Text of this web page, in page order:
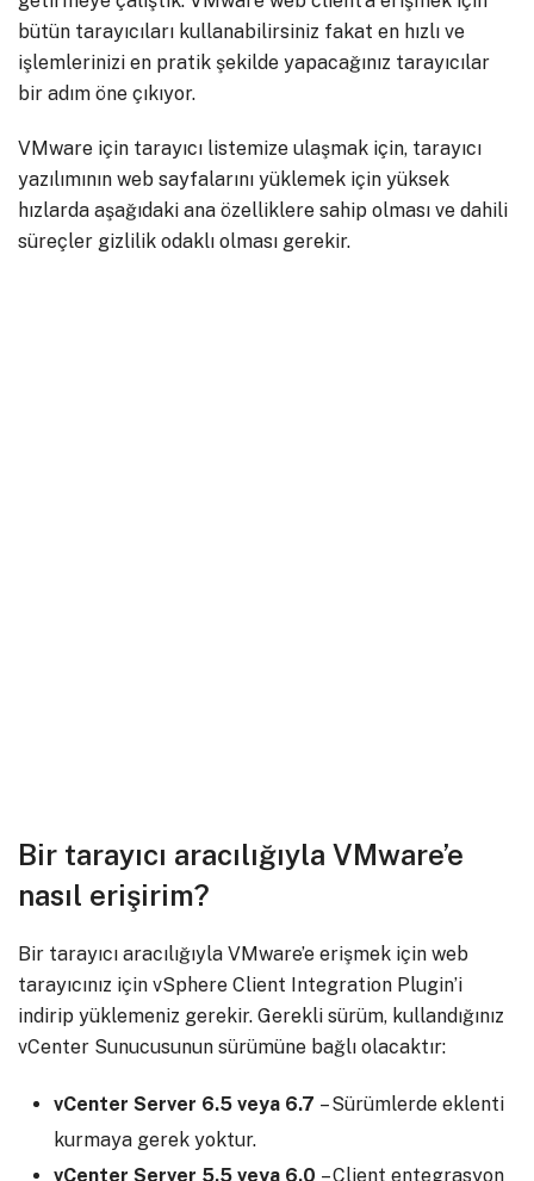
bütün tarayıcıları kullanabilirsiniz fakat en hızlı ve
işlemlerinizi en pratik şekilde yapacağınız tarayıcılar
bir adım öne çıkıyor.
VMware için tarayıcı listemize ulaşmak için, tarayıcı
yazılımının web sayfalarını yüklemek için yüksek
hızlarda aşağıdaki ana özelliklere sahip olması ve dahili
süreçler gizlilik odaklı olması gerekir.
Bir tarayıcı aracılığıyla VMware’e
nasıl erişirim?
Bir tarayıcı aracılığıyla VMware’e erişmek için web
tarayıcınız için vSphere Client Integration Plugin’i
indirip yüklemeniz gerekir. Gerekli sürüm, kullandığınız
vCenter Sunucusunun sürümüne bağlı olacaktır:
vCenter Server 6.5 veya 6.7 – Sürümlerde eklenti
kurmaya gerek yoktur.
vCenter Server 5.5 veya 6.0 – Client entegrasyon